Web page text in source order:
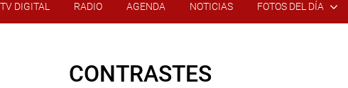
TV DIGITAL RADIO AGENDA NOTICIAS FOTOS DEL DÍA
CONTRASTES